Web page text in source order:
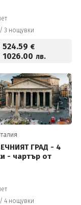
4 дни / 3 нощувки
524.59 €
1026.00 лв.
ГРАД - 4
- чартър от
5 дни / 4 нощувки